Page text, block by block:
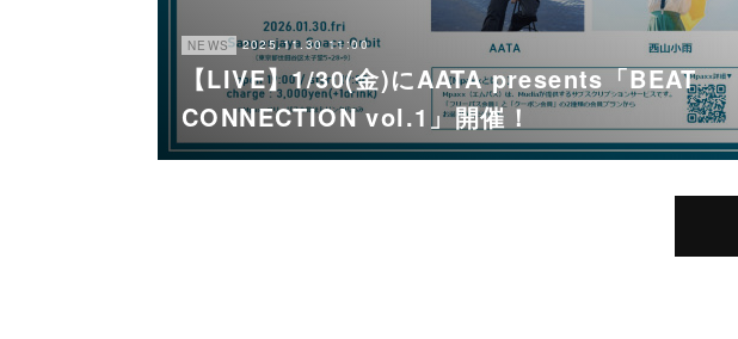
NEWS 2025.11.30 11:00
【LIVE】1/30(金)にAATA presents「BEAT
CONNECTION vol.1」開催！